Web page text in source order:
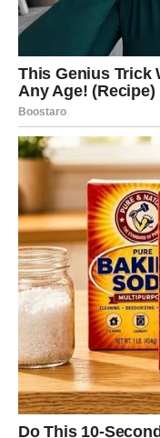
prilike, razgovora ili
promijeniti budućnost.
Mnoge Škorpije će
osobu koja će imati
finansije.
Zvijezde vam
upravo sada imate
Posebno će sreće
nešto novo ili
Vrijeme je da
upravo dolazi.